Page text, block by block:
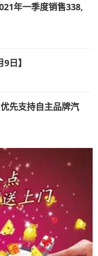
年一季度销售338,
日】
先支持自主品牌汽